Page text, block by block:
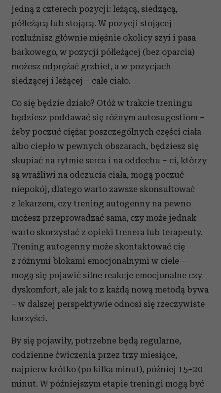
jedną z czterech pozycji: leżącą, siedzącą,
półleżącą lub stojącą. W pozycji stojącej
rozluźnisz głównie mięśnie okolicy szyi i pasa
barkowego, w pozycji półleżącej (bez oparcia)
możesz odprężać grzbiet, a w pozycjach
siedzącej i leżącej – całe ciało.
Co się będzie działo? Otóż w trakcie treningu
będziesz poddawać się różnym autosugestiom –
żeby poczuć ciężar poszczególnych części ciała
albo ciepło w pewnych obszarach, będziesz się
skupiać na rytmie serca i na oddechu – ci, którzy
są wrażliwi na odczucia ciała, mogą poczuć
niepokój, dlatego warto zawsze skonsultować
z lekarzem, czy trening autogenny na pewno
możesz przeprowadzać sama, czy może jednak
warto skorzystać z opieki trenera lub terapeuty.
Trening autogenny może skontaktować cię
z różnymi blokami emocjonalnymi w ciele –
mogą się pojawić silne reakcje emocjonalne czy
dyskomfort, ale jak to z każdą nową metodą bywa
– w dalszej perspektywie odnosi się rzeczywiste
korzyści.
By się pojawiły, potrzebne będą regularne,
codzienne ćwiczenia przez trzy miesiące,
najpierw krótko (po kilka minut), później 15–20
minut. W późniejszym etapie treningi mogą być